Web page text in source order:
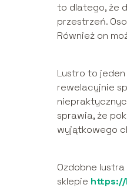
to dlatego, że
przestrzeń.
Również on
Lustro to jeden
rewelacyjnie
sprawia, że
wyjątkowego
Ozdobne
sklepie https://